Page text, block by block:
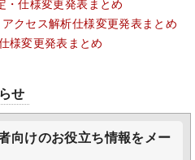
・仕様変更発表まとめ
クセス解析仕様変更発表まとめ
様変更発表まとめ
せ
向けのお役立ち情報をメー